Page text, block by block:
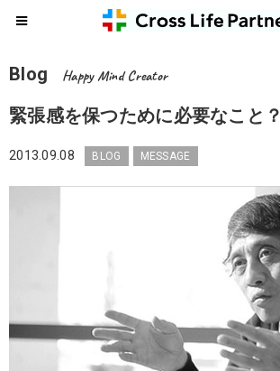
Blog Happy Mind Creator
緊張感を保つために必要なこと？
2013.09.08 BLOG MESSAGE